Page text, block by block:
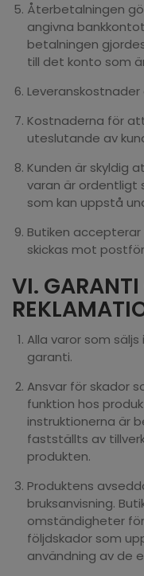
Återbetalningen
angivna
betalningen
till det konto som
Kostnaderna för
uteslutande av
Kunden är skyldig
varan är ordentligt
som kan uppstå
Butiken
skickas mot
VI.
Alla varor som
garanti.
Ansvar för skador
funktion hos
instruktionerna är
fastställts av
produkten.
Produktens
bruksanvisning.
omständigheter
följdskador som
användning av de